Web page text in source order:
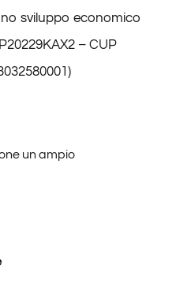
sviluppo economico
– CUP
un ampio